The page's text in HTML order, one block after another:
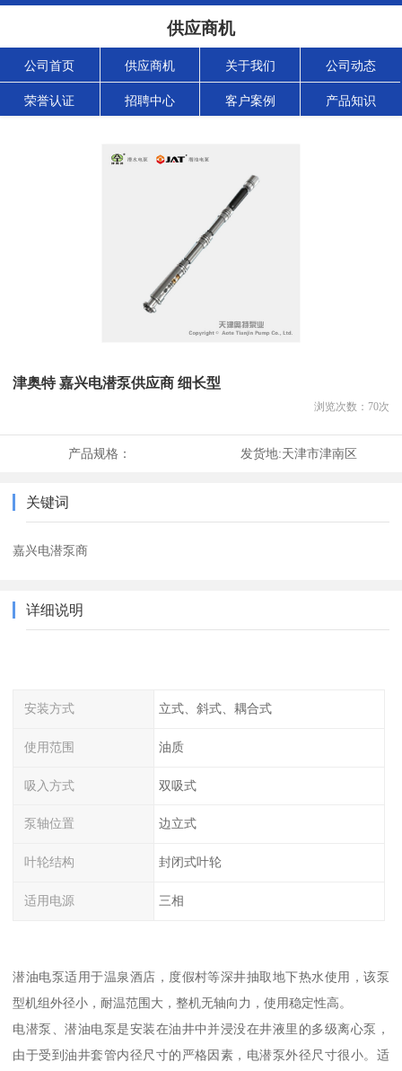
供应商机
公司首页 供应商机 关于我们 公司动态
荣誉认证 招聘中心 客户案例 产品知识
津奥特 嘉兴电潜泵供应商 细长型
浏览次数： 70次
产品规格： 发货地:天津市津南区
关键词
嘉兴电潜泵商
详细说明
安装方式 立式、斜式、耦合式
使用范围 油质
吸入方式 双吸式
泵轴位置 边立式
叶轮结构 封闭式叶轮
适用电源 三相
潜油电泵适用于温泉酒店，度假村等深井抽取地下热水使用，该泵
型机组外径小，耐温范围大，整机无轴向力，使用稳定性高。
电潜泵、潜油电泵是安装在油井中并浸没在井液里的多级离心泵，
由于受到油井套管内径尺寸的严格因素，电潜泵外径尺寸很小。适